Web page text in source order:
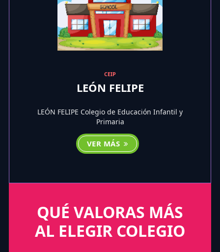
CEIP
LEÓN FELIPE
LEÓN FELIPE Colegio de Educación Infantil y
Primaria
VER MÁS
QUÉ VALORAS MÁS
AL ELEGIR COLEGIO